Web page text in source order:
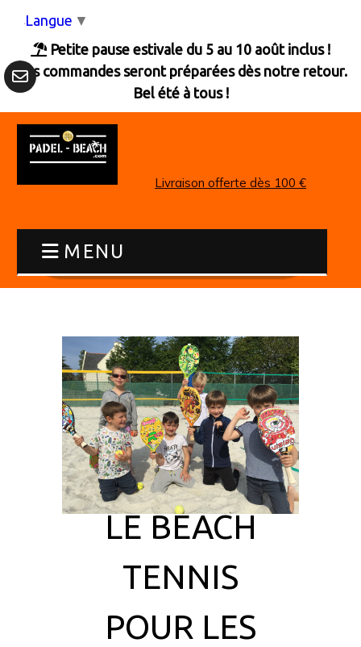
 Petite pause estivale du 5 au 10 août inclus !
Les commandes seront préparées dès notre retour.
Bel été à tous !
Livraison offerte dès 100 €
MENU
LE BEACH
TENNIS
POUR LES
Langue ▼